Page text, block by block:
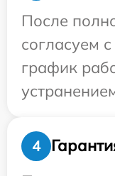
После
согласуем
график
4